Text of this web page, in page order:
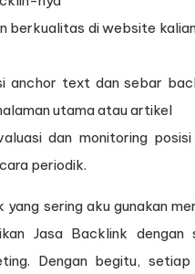
berkualitas di website
anchor text dan sebar
utama atau artikel
dan monitoring posisi
periodik.
yang sering aku gunakan
Jasa Backlink dengan
Dengan begitu, setiap